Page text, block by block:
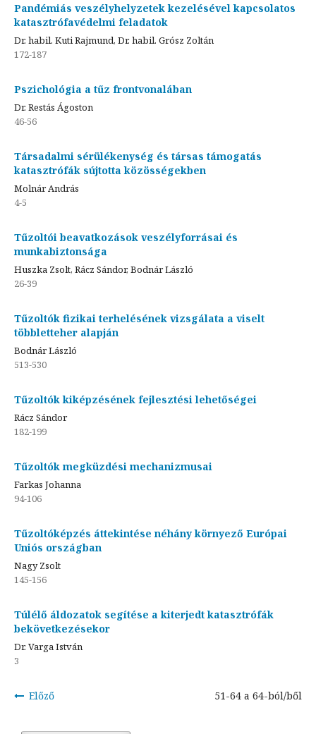
Pandémiás veszélyhelyzetek kezelésével kapcsolatos
katasztrófavédelmi feladatok
Dr. habil. Kuti Rajmund, Dr. habil. Grósz Zoltán
172-187
Pszichológia a tűz frontvonalában
Dr. Restás Ágoston
46-56
Társadalmi sérülékenység és társas támogatás
katasztrófák sújtotta közösségekben
Molnár András
4-5
Tűzoltói beavatkozások veszélyforrásai és
munkabiztonsága
Huszka Zsolt, Rácz Sándor, Bodnár László
26-39
Tűzoltók fizikai terhelésének vizsgálata a viselt
többletteher alapján
Bodnár László
513-530
Tűzoltók kiképzésének fejlesztési lehetőségei
Rácz Sándor
182-199
Tűzoltók megküzdési mechanizmusai
Farkas Johanna
94-106
Tűzoltóképzés áttekintése néhány környező Európai
Uniós országban
Nagy Zsolt
145-156
Túlélő áldozatok segítése a kiterjedt katasztrófák
bekövetkezésekor
Dr. Varga István
3
Előző 51-64 a 64-ból/ből